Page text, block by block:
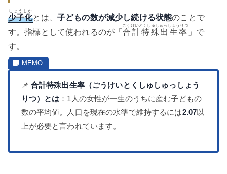
少子化
しょうしか
とは、 子どもの数が減少し続ける状態のことで
す。指標として使われるのが「合計特殊出生率
ごうけいとくしゅしゅっしょうりつ
」で
す。
📌 合計特殊出生率（ごうけいとくしゅしゅっしょう
りつ）とは ：1人の女性が一生のうちに産む子どもの
数の平均値。人口を現在の水準で維持するには2.07以
上が必要と言われています。